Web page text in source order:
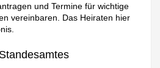
und Termine für wichtige
vereinbaren. Das Heiraten hier